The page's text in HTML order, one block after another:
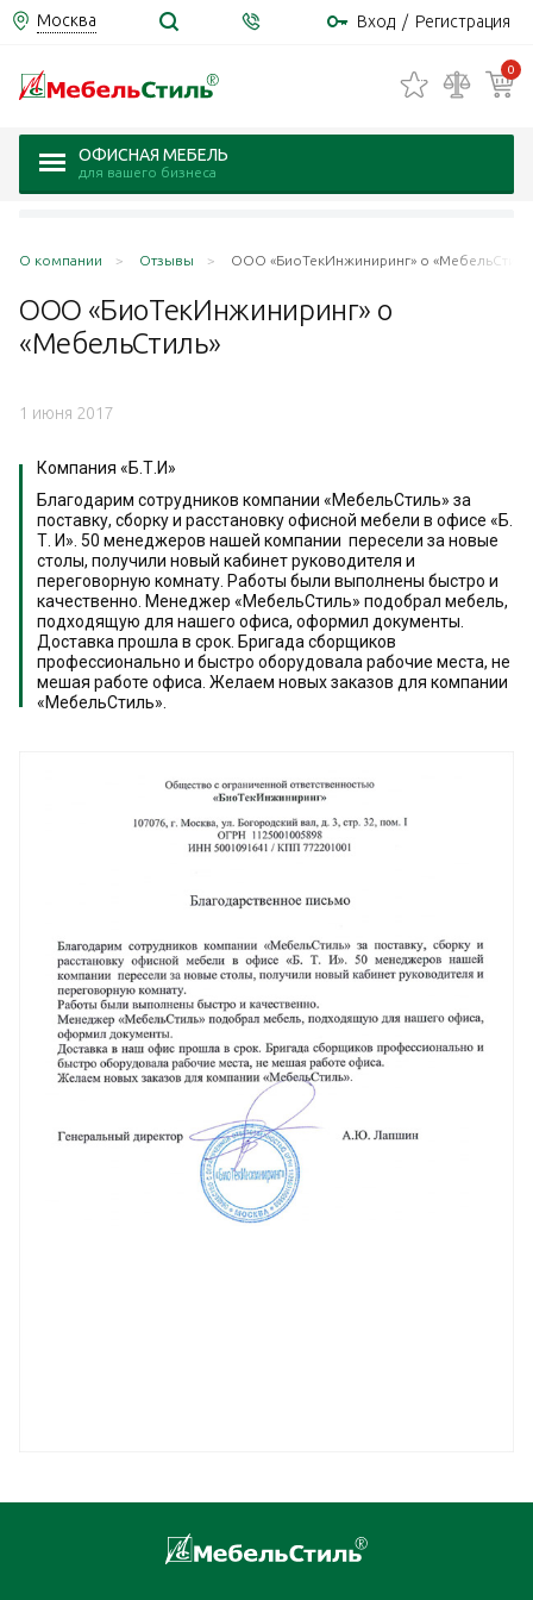
Москва Вход / Регистрация
0
ОФИСНАЯ МЕБЕЛЬ
для вашего бизнеса
О компании Отзывы ООО «БиоТекИнжиниринг» о
ООО «БиоТекИнжиниринг» о
«МебельСтиль»
1 июня 2017
Компания «Б.Т.И»
Благодарим сотрудников компании «МебельСтиль» за
поставку, сборку и расстановку офисной мебели в офисе «Б.
Т. И». 50 менеджеров нашей компании пересели за новые
столы, получили новый кабинет руководителя и
переговорную комнату. Работы были выполнены быстро и
качественно. Менеджер «МебельСтиль» подобрал мебель,
подходящую для нашего офиса, оформил документы.
Доставка прошла в срок. Бригада сборщиков
профессионально и быстро оборудовала рабочие места, не
мешая работе офиса. Желаем новых заказов для компании
«МебельСтиль».